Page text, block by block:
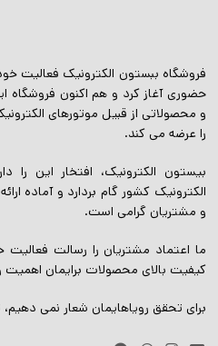
حضوری آغاز کرد و هم اکنون فروشگاه
و محصولاتی از قبیل موتورهای
را عرضه می کند.
بیستون الکترونیک، افتخار این
الکترونیک کشور گام بردارد و آماده
و مشتریان گرامی است.
ما اعتماد مشتریان را رسالت فعالیت
کیفیت بالای محصولات برایمان اهمیت
برای تحقق رویاهایمان شعار نمی